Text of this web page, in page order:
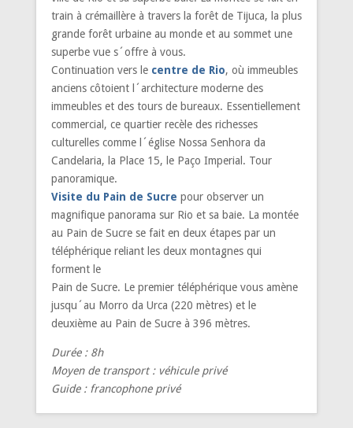
train à crémaillère à travers la forêt de Tijuca, la plus
grande forêt urbaine au monde et au sommet une
superbe vue s´offre à vous.
Continuation vers le centre de Rio, où immeubles
anciens côtoient l´architecture moderne des
immeubles et des tours de bureaux. Essentiellement
commercial, ce quartier recèle des richesses
culturelles comme l´église Nossa Senhora da
Candelaria, la Place 15, le Paço Imperial. Tour
panoramique.
Visite du Pain de Sucre pour observer un
magnifique panorama sur Rio et sa baie. La montée
au Pain de Sucre se fait en deux étapes par un
téléphérique reliant les deux montagnes qui
forment le
Pain de Sucre. Le premier téléphérique vous amène
jusqu´au Morro da Urca (220 mètres) et le
deuxième au Pain de Sucre à 396 mètres.
Durée : 8h
Moyen de transport : véhicule privé
Guide : francophone privé